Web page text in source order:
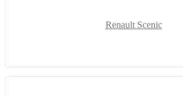
Renault Scenic